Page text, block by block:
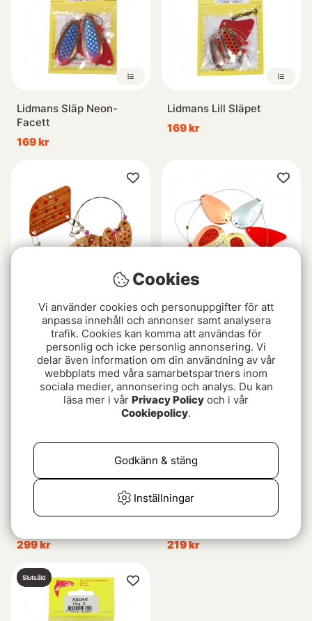
Lidmans Släp Neon-
Facett
169 kr
Lidmans Lill Släpet
169 kr
Sølvkroken Markdrag
249 kr
IFISH Rogen
179 kr
Kinetic Spin&Turn Kit M
299 kr
Slutsåld
Sølvkroken Nesjødraget
219 kr
Slutsåld
Cookies
Vi använder cookies och personuppgifter för att
anpassa innehåll och annonser samt analysera
trafik. Cookies kan komma att användas för
personlig och icke personlig annonsering. Vi
delar även information om din användning av vår
webbplats med våra samarbetspartners inom
sociala medier, annonsering och analys. Du kan
läsa mer i vår Privacy Policy och i vår
Cookiepolicy.
Inställningar
Godkänn & stäng